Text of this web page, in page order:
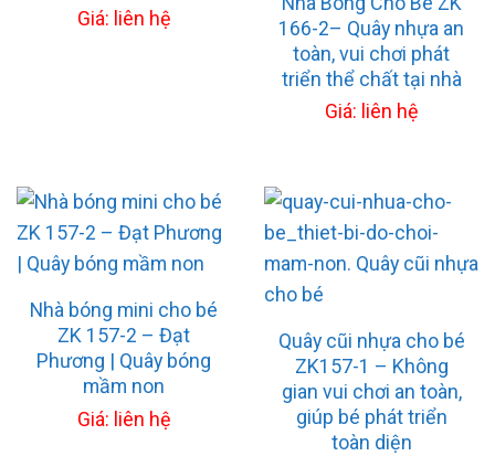
Giá: liên hệ
166-2– Quây nhựa an
toàn, vui chơi phát
triển thể chất tại nhà
Giá: liên hệ
Nhà bóng mini cho bé
ZK 157-2 – Đạt
Phương | Quây bóng
mầm non
Giá: liên hệ
Quây cũi nhựa cho bé
ZK157-1 – Không
gian vui chơi an toàn,
giúp bé phát triển
toàn diện